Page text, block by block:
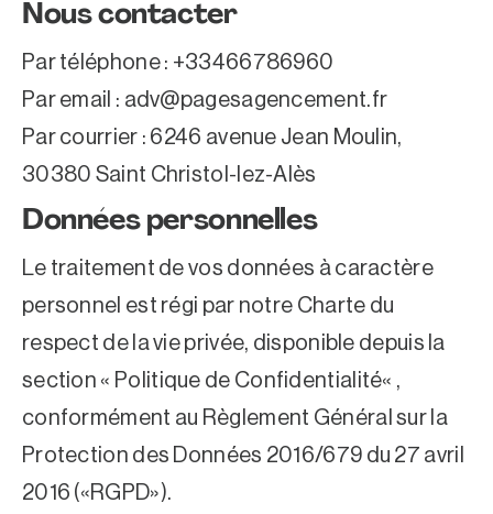
Nous contacter
Par téléphone : +33466786960
Par email : adv@pagesagencement.fr
Par courrier : 6246 avenue Jean Moulin,
30380 Saint Christol-lez-Alès
Données personnelles
Le traitement de vos données à caractère
personnel est régi par notre Charte du
respect de la vie privée, disponible depuis la
section « Politique de Confidentialité« ,
conformément au Règlement Général sur la
Protection des Données 2016/679 du 27 avril
2016 («RGPD»).